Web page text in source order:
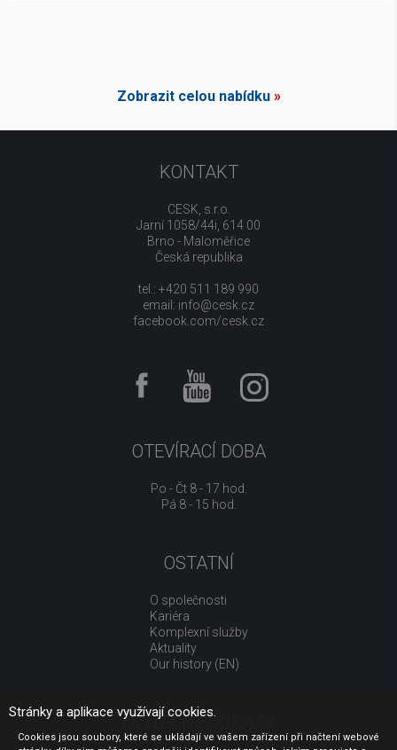
Zobrazit celou nabídku»
KONTAKT
CESK, s.r.o.
Jarní 1058/44i, 614 00
Brno - Maloměřice
Česká republika
tel.: +420 511 189 990
email: info@cesk.cz
facebook.com/cesk.cz
OTEVÍRACÍ DOBA
Po - Čt 8 - 17 hod.
Pá 8 - 15 hod.
OSTATNÍ
O společnosti
Kariéra
Komplexní služby
Aktuality
Our history (EN)
UŽITEČNÉ ODKAZY
Stránky a aplikace využívají cookies.
Cookies jsou soubory, které se ukládají ve vašem zařízení při načtení webové